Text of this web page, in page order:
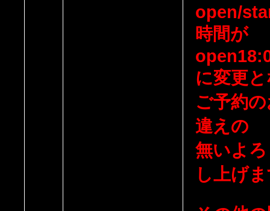
open/
時間が
に変更
ご予約
違えの
無いよ
し上げ